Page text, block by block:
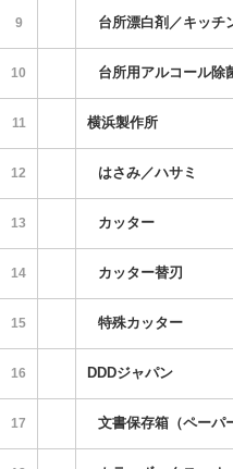
9 台所漂白剤／キッチ
10 台所用アルコール除
11 横浜製作所
12 はさみ／ハサミ
13 カッター
14 カッター替刃
15 特殊カッター
16 DDDジャパン
17 文書保存箱（ペーパ